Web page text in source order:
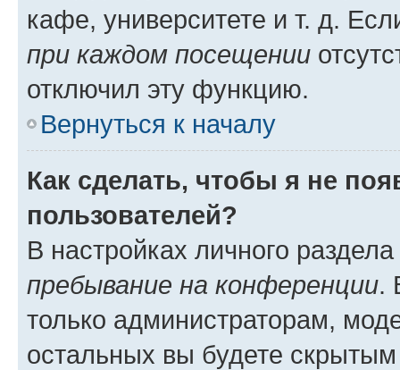
кафе, университете и т. д.
при каждом посещении
отключил эту функцию.
Вернуться к началу
Как сделать, чтобы я не
пользователей?
В настройках личного
пребывание на конференции.
только администраторам,
остальных вы будете